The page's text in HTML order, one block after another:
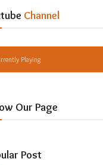
Channel
Playing
Our Page
Post